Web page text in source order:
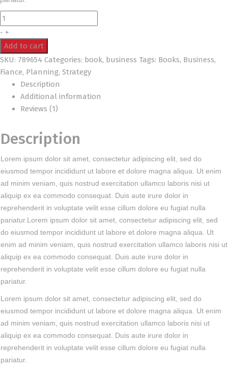
Quantity
- +
Add to cart
SKU: 789654 Categories: book, business Tags: Books, Business,
Fiance, Planning, Strategy
Description
Additional information
Reviews (1)
Description
Lorem ipsum dolor sit amet, consectetur adipiscing elit, sed do
eiusmod tempor incididunt ut labore et dolore magna aliqua. Ut enim
ad minim veniam, quis nostrud exercitation ullamco laboris nisi ut
aliquip ex ea commodo consequat. Duis aute irure dolor in
reprehenderit in voluptate velit esse cillum dolore eu fugiat nulla
pariatur.Lorem ipsum dolor sit amet, consectetur adipiscing elit, sed
do eiusmod tempor incididunt ut labore et dolore magna aliqua. Ut
enim ad minim veniam, quis nostrud exercitation ullamco laboris nisi ut
aliquip ex ea commodo consequat. Duis aute irure dolor in
reprehenderit in voluptate velit esse cillum dolore eu fugiat nulla
pariatur.
Lorem ipsum dolor sit amet, consectetur adipiscing elit, sed do
eiusmod tempor incididunt ut labore et dolore magna aliqua. Ut enim
ad minim veniam, quis nostrud exercitation ullamco laboris nisi ut
aliquip ex ea commodo consequat. Duis aute irure dolor in
reprehenderit in voluptate velit esse cillum dolore eu fugiat nulla
pariatur.